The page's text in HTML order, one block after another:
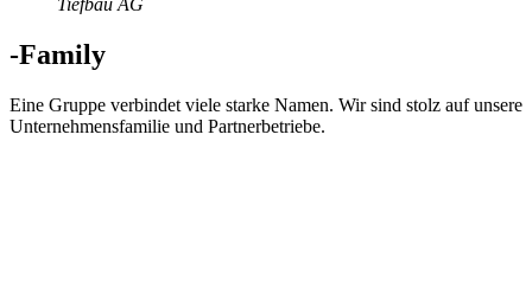
Tiefbau AG
-Family
Eine Gruppe verbindet viele starke Namen. Wir sind stolz auf unsere
Unternehmensfamilie und Partnerbetriebe.